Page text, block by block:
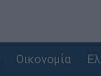
Οικονομία